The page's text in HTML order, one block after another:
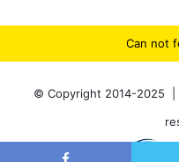
Can not
© Copyright 2014-2025 |